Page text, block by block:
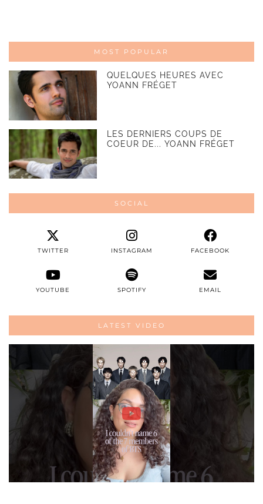
MOST POPULAR
QUELQUES HEURES AVEC
YOANN FRÉGET
LES DERNIERS COUPS DE
COEUR DE... YOANN FRÉGET
SOCIAL
TWITTER INSTAGRAM FACEBOOK
YOUTUBE SPOTIFY EMAIL
LATEST VIDEO